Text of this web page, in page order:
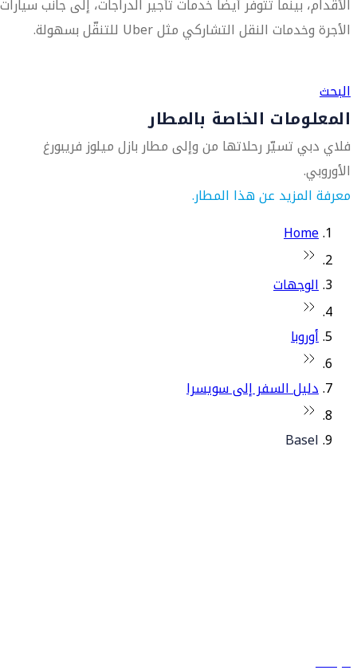
الأقدام، بينما تتوفّر أيضاً خدمات تأجير الدراجات، إلى جانب سيارات
الأجرة وخدمات النقل التشاركي مثل Uber للتنقّل بسهولة.
البحث
المعلومات الخاصة بالمطار
فلاي دبي تسيّر رحلاتها من وإلى مطار بازل ميلوز فريبورغ
الأوروبي.
معرفة المزيد عن هذا المطار.
Home
الوجهات
أوروبا
دليل السفر إلى سويسرا
Basel
سياساتنا